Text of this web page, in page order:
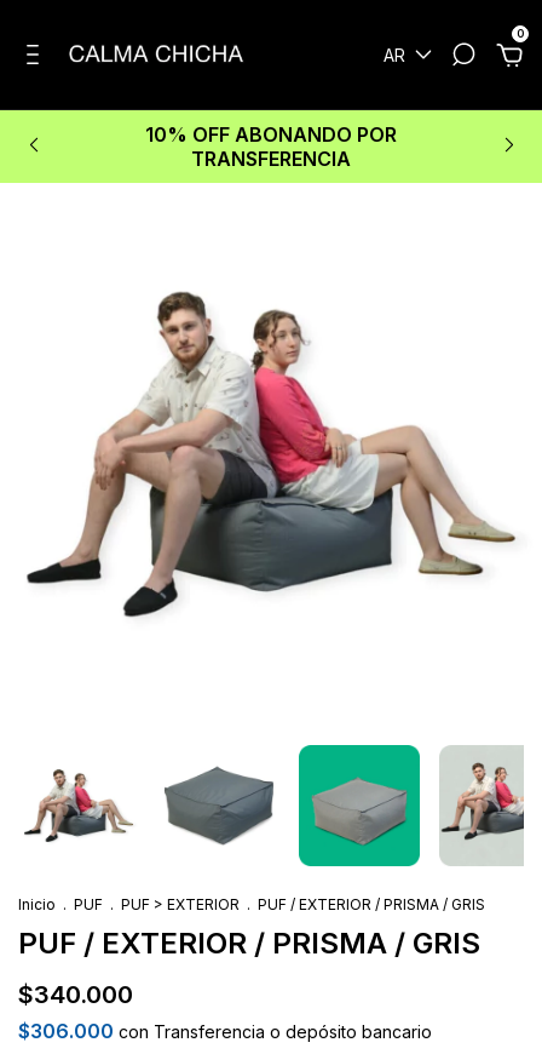
AR
0
10% OFF ABONANDO POR
TRANSFERENCIA
Inicio . PUF . PUF > EXTERIOR . PUF / EXTERIOR / PRISMA / GRIS
PUF / EXTERIOR / PRISMA / GRIS
$340.000
$306.000 con Transferencia o depósito bancario